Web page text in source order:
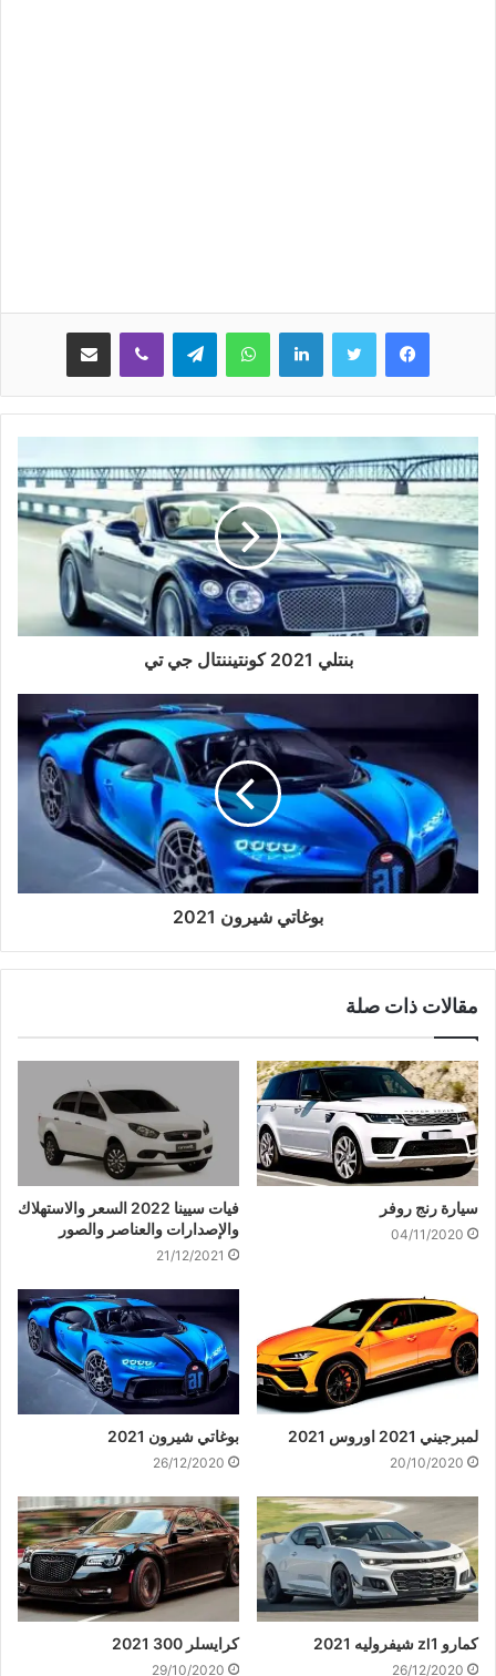
لينكدإن واتساب تيلقرام ڤايبر مشاركة عبر البريد
بنتلي 2021 كونتيننتال جي تي
بوغاتي شيرون 2021
مقالات ذات صلة
سيارة رنج روفر
04/11/2020
فيات سيينا 2022 السعر والاستهلاك
والإصدارات والعناصر والصور
21/12/2021
لمبرجيني 2021 اوروس 2021
20/10/2020
بوغاتي شيرون 2021
26/12/2020
كمارو zl1 شيفروليه 2021
26/12/2020
كرايسلر 300 2021
29/10/2020